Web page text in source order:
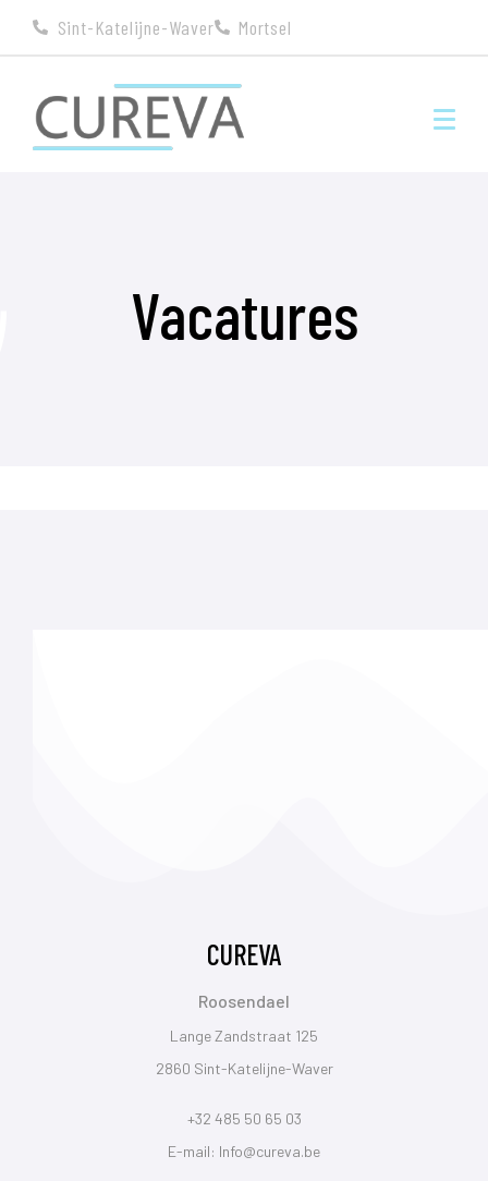
Sint-Katelijne-Waver Mortsel
Vacatures
CUREVA
Roosendael
Lange Zandstraat 125
2860 Sint-Katelijne-Waver
+32 485 50 65 03
E-mail: Info@cureva.be